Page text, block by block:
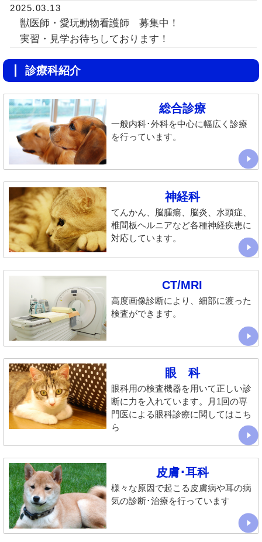
2025.03.13
獣医師・愛玩動物看護師 募集中！
実習・見学お待ちしております！
診療科紹介
総合診療
一般内科･外科を中心に幅広く診療
を行っています。
神経科
てんかん、脳腫瘍、脳炎、水頭症、
椎間板ヘルニアなど各種神経疾患に
対応しています。
CT/MRI
高度画像診断により、細部に渡った
検査ができます。
眼 科
眼科用の検査機器を用いて正しい診
断に力を入れています。月1回の専
門医による眼科診療に関してはこち
ら
皮膚･耳科
様々な原因で起こる皮膚病や耳の病
気の診断･治療を行っています